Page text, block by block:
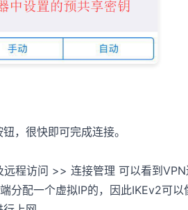
，很快即可完成连接。
程访问 >> 连接管理 可以看到VPN
分配一个虚拟IP的，因此IKEv2可